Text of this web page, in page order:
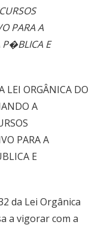
PARA A
E
LEI ORGÂNICA DO
A
PARA A
E
da Lei Orgânica
a vigorar com a